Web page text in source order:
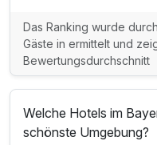
Das Ranking wurde
Gäste in ermittelt und
Bewertungsdurchschnitt
Welche Hotels im
schönste Umgebung?